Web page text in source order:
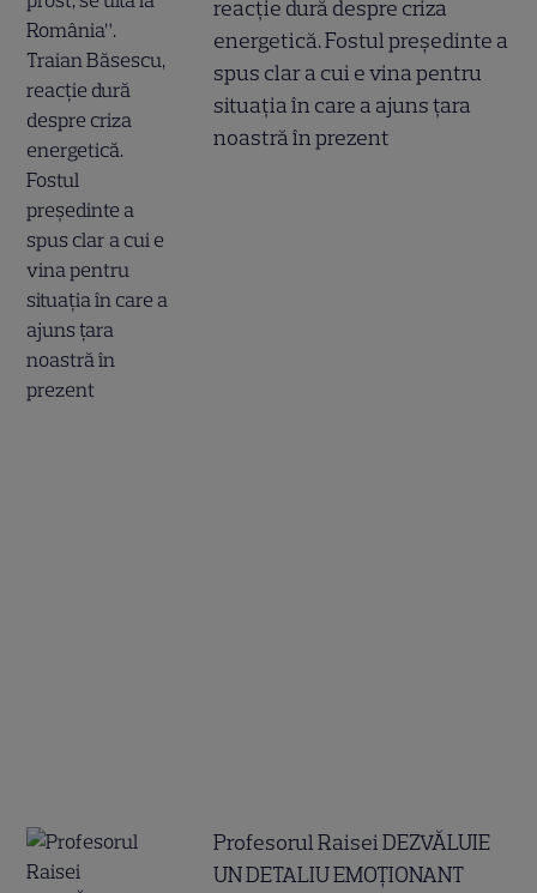
reacție dură despre criza
energetică. Fostul președinte a
spus clar a cui e vina pentru
situația în care a ajuns țara
noastră în prezent
Profesorul Raisei DEZVĂLUIE
UN DETALIU EMOȚIONANT